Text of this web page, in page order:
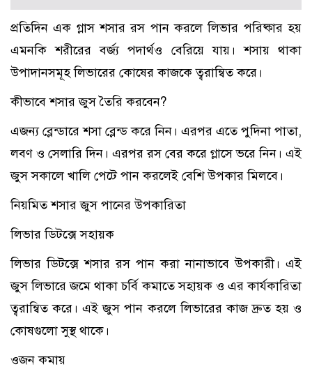
প্রতিদিন এক গ্লাস শসার রস পান করলে লিভার পরিষ্কার হয়
এমনকি শরীরের বর্জ্য পদার্থও বেরিয়ে যায়। শসায় থাকা
উপাদানসমূহ লিভারের কোষের কাজকে ত্বরান্বিত করে।
কীভাবে শসার জুস তৈরি করবেন?
এজন্য ব্লেন্ডারে শসা ব্লেন্ড করে নিন। এরপর এতে পুদিনা পাতা,
লবণ ও সেলারি দিন। এরপর রস বের করে গ্লাসে ভরে নিন। এই
জুস সকালে খালি পেটে পান করলেই বেশি উপকার মিলবে।
নিয়মিত শসার জুস পানের উপকারিতা
লিভার ডিটক্সে সহায়ক
লিভার ডিটক্সে শসার রস পান করা নানাভাবে উপকারী। এই
জুস লিভারে জমে থাকা চর্বি কমাতে সহায়ক ও এর কার্যকারিতা
ত্বরান্বিত করে। এই জুস পান করলে লিভারের কাজ দ্রুত হয় ও
কোষগুলো সুস্থ থাকে।
ওজন কমায়